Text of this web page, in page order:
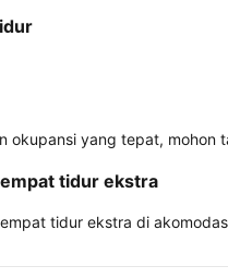
okupansi yang tepat,
tidur ekstra
tidur ekstra di